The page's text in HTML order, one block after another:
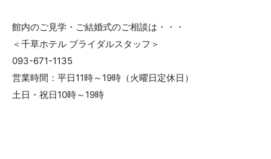
館内のご見学・ご結婚式のご相談は・・・
＜千草ホテル ブライダルスタッフ＞
093-671-1135
営業時間：平日11時～19時（火曜日定休日）
土日・祝日10時～19時